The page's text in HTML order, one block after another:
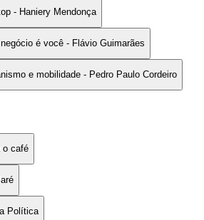
- Haniery Mendonça
é você - Flávio Guimarães
e mobilidade - Pedro Paulo Cordeiro
o café
Política